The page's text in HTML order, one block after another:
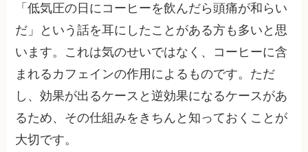
「低気圧の日にコーヒーを飲んだら頭痛が和らい
だ」という話を耳にしたことがある方も多いと思
います。これは気のせいではなく、コーヒーに含
まれるカフェインの作用によるものです。ただ
し、効果が出るケースと逆効果になるケースがあ
るため、その仕組みをきちんと知っておくことが
大切です。